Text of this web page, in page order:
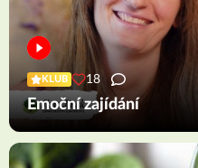
KLUB 18
Emoční zajídání